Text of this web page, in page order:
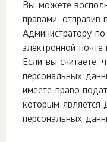
Вы можете
правами, отправив
Администратору
электронной почте
Если вы считаете,
персональных
имеете право
которым является
персональных